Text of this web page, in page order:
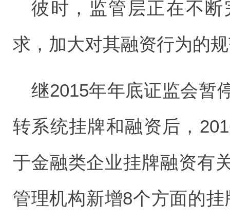
彼时，监管层正在不
求，加大对其融资行为的
继2015年年底证监会暂
转系统挂牌和融资后，
于金融类企业挂牌融资有
管理机构新增8个方面的